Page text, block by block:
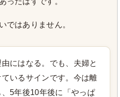
ではありません。
にはなる。でも、夫婦と
いるサインです。今は離
5年後10年後に「やっぱ